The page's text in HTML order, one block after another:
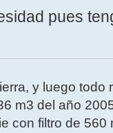
pues
y luego todo
m3 del año
con filtro de 560